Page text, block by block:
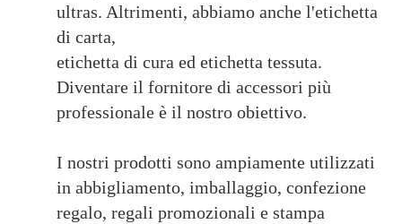
ultras. Altrimenti, abbiamo anche l'etichetta
di carta,
etichetta di cura ed etichetta tessuta.
Diventare il fornitore di accessori più
professionale è il nostro obiettivo.
I nostri prodotti sono ampiamente utilizzati
in abbigliamento, imballaggio, confezione
regalo, regali promozionali e stampa